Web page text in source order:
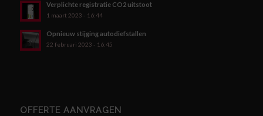
Verplichte registratie CO2 uitstoot
1 maart 2023 - 16:44
Opnieuw stijging autodiefstallen
22 februari 2023 - 16:45
OFFERTE AANVRAGEN